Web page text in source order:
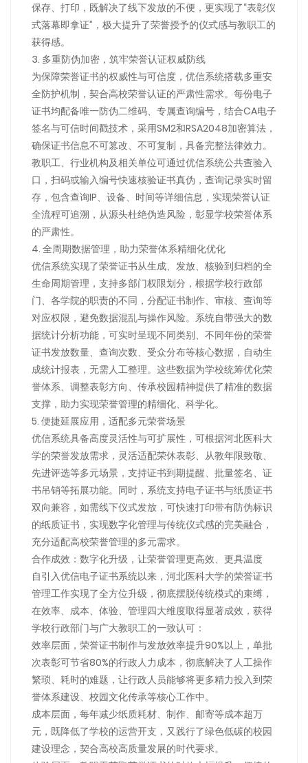
保存、打印，既解决了线下发放的不便，更实现了“表彰仪
式落幕即拿证”，极大提升了荣誉授予的仪式感与教职工的
获得感。
3. 多重防伪加密，筑牢荣誉认证权威防线
为保障荣誉证书的权威性与可信度，优信系统搭载多重安
全防护机制，契合高校荣誉认证的严肃性需求。每份电子
证书均配备唯一防伪二维码、专属查询编号，结合CA电子
签名与可信时间戳技术，采用SM2和RSA2048加密算法，
确保证书信息不可篡改、不可复制，具备完整法律效力。
教职工、行业机构及相关单位可通过优信系统公共查验入
口，扫码或输入编号快速核验证书真伪，查询记录实时留
存，包含查询IP、设备、时间等详细信息，实现荣誉认证
全流程可追溯，从源头杜绝伪造风险，彰显学校荣誉体系
的严肃性。
4. 全周期数据管理，助力荣誉体系精细化优化
优信系统实现了荣誉证书从生成、发放、核验到归档的全
生命周期管理，支持多部门权限划分，根据学校行政部
门、各学院的职责的不同，分配证书制作、审核、查询等
对应权限，避免数据混乱与操作风险。系统自带强大的数
据统计分析功能，可实时呈现不同类别、不同年份的荣誉
证书发放数量、查询次数、受众分布等核心数据，自动生
成统计报表，无需人工整理。这些数据为学校统筹优化荣
誉体系、调整表彰方向、传承校园精神提供了精准的数据
支撑，助力实现荣誉管理的精细化、科学化。
5. 便捷延展应用，适配多元荣誉场景
优信系统具备高度灵活性与可扩展性，可根据河北医科大
学的荣誉发放需求，灵活适配荣休表彰、从教年限致敬、
先进评选等多元场景，支持证书到期提醒、批量签名、证
书吊销等拓展功能。同时，系统支持电子证书与纸质证书
双向兼容，如需线下仪式发放，可快速打印带有防伪标识
的纸质证书，实现数字化管理与传统仪式感的完美融合，
充分适配高校荣誉管理的多元需求。
合作成效：数字化升级，让荣誉管理更高效、更具温度
自引入优信电子证书系统以来，河北医科大学的荣誉证书
管理工作实现了全方位升级，彻底摆脱传统模式的束缚，
在效率、成本、体验、管理四大维度取得显著成效，获得
学校行政部门与广大教职工的一致认可：
效率层面，荣誉证书制作与发放效率提升90%以上，单批
次表彰可节省80%的行政人力成本，彻底解决了人工操作
繁琐、耗时的难题，让行政人员能够将更多精力投入到荣
誉体系建设、校园文化传承等核心工作中。
成本层面，每年减少纸质耗材、制作、邮寄等成本超万
元，既降低了学校的运营开支，又践行了绿色低碳的校园
建设理念，契合高校高质量发展的时代要求。